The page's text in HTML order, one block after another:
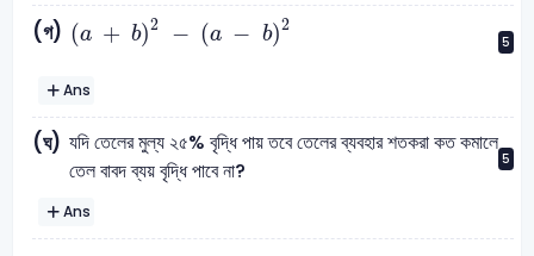
(গ) (a + b)2 − (a − b)2
a 2- -
5
Ans
(ঘ) যদি তেলের মুল্য ২৫% বৃদ্ধি পায় তবে তেলের ব্যবহার শতকরা কত কমালে
তেল বাবদ ব্যয় বৃদ্ধি পাবে না?
5
Ans